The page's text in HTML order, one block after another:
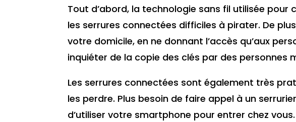
Tout d’abord, la technologie sans fil utilisée
les serrures connectées difficiles à pirater. De
votre domicile, en ne donnant l’accès qu’aux
inquiéter de la copie des clés par des personnes
Les serrures connectées sont également très
les perdre. Plus besoin de faire appel à un
d’utiliser votre smartphone pour entrer chez